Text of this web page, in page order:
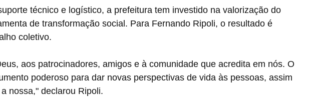
técnico e logístico, a prefeitura tem investido na valorização do
de transformação social. Para Fernando Ripoli, o resultado é
coletivo.
aos patrocinadores, amigos e à comunidade que acredita em nós. O
poderoso para dar novas perspectivas de vida às pessoas, assim
nossa," declarou Ripoli.